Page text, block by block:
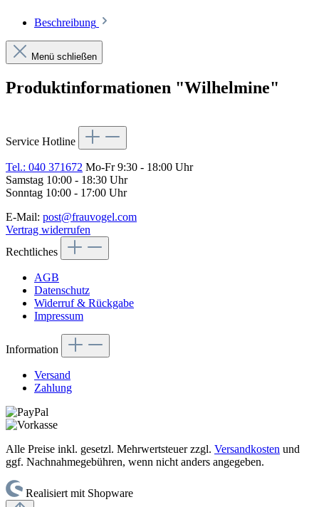
Beschreibung
Menü schließen
Produktinformationen "Wilhelmine"
Service Hotline
Tel.: 040 371672 Mo-Fr 9:30 - 18:00 Uhr
Samstag 10:00 - 18:30 Uhr
Sonntag 10:00 - 17:00 Uhr
E-Mail: post@frauvogel.com
Vertrag widerrufen
Rechtliches
AGB
Datenschutz
Widerruf & Rückgabe
Impressum
Information
Versand
Zahlung
Alle Preise inkl. gesetzl. Mehrwertsteuer zzgl. Versandkosten und
ggf. Nachnahmegebühren, wenn nicht anders angegeben.
Realisiert mit Shopware